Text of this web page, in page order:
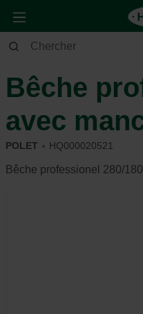
Jardin Outils de jardin
Bêche
avec
POLET HQ000020521
Bêche professionel 280/